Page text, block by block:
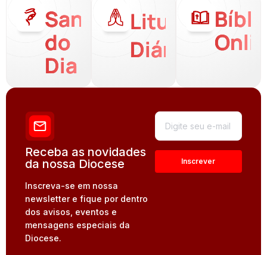
Santo
do
Dia
Liturgia
Diária
Receba as novidades
da nossa Diocese
Inscreva-se em nossa
newsletter e fique por dentro
dos avisos, eventos e
mensagens especiais da
Diocese.